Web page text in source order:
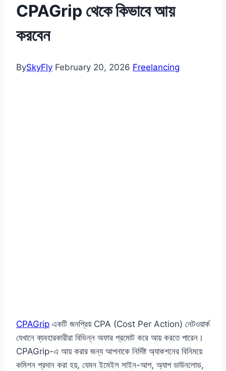
CPAGrip থেকে কিভাবে আয়
করবেন
BySkyFly February 20, 2026 Freelancing
CPAGrip একটি জনপ্রিয় CPA (Cost Per Action) নেটওয়ার্ক
যেখানে ব্যবহারকারীরা বিভিন্ন অফার প্রমোট করে আয় করতে পারেন।
CPAGrip-এ আয় করার জন্য আপনাকে নির্দিষ্ট অ্যাকশনের বিনিময়ে
কমিশন প্রদান করা হয়, যেমন ইমেইল সাইন-আপ, অ্যাপ ডাউনলোড,